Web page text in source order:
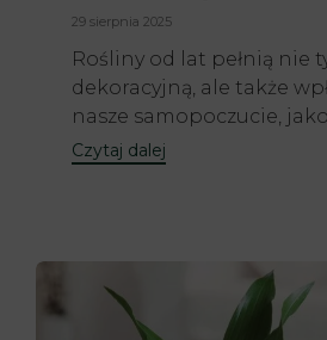
29 sierpnia 2025
Rośliny od lat pełnią nie
dekoracyjną, ale także
nasze samopoczucie,
Czytaj dalej